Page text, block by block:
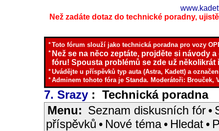
Než zadáte dotaz do technické poradny,
*Toto fórum slouží jako technická poradna pro vozy
* Než se na něco zeptáte, projděte si návody
fóru! Spousta problémů se zde už několikrát
*Uvádějte u příspěvků typ auta (Astra, Kadett) a
*Adminem tohoto fóra je Standa. Moderátoři: Brouček,
7. Srazy : Technická poradna
Menu: Seznam diskusních fór •
příspěvků • Nové téma • Hledat •